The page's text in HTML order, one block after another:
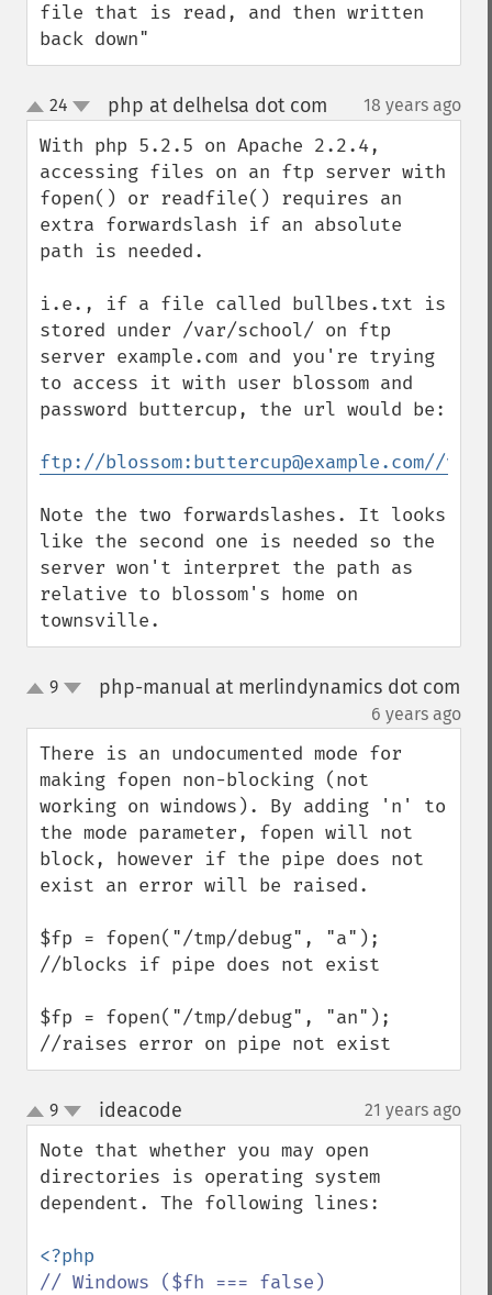
file that is read, and then written
back down"
up
down
24 php at delhelsa dot com 18 years ago
With php 5.2.5 on Apache 2.2.4,
accessing files on an ftp server with
fopen() or readfile() requires an
extra forwardslash if an absolute
path is needed.
i.e., if a file called bullbes.txt is
stored under /var/school/ on ftp
server example.com and you're trying
to access it with user blossom and
password buttercup, the url would be:
ftp://blossom:buttercup@example.com//
Note the two forwardslashes. It looks
like the second one is needed so the
server won't interpret the path as
relative to blossom's home on
townsville.
up9 php-manual at merlindynamics dot com
6 years ago
There is an undocumented mode for
making fopen non-blocking (not
working on windows). By adding 'n' to
the mode parameter, fopen will not
block, however if the pipe does not
exist an error will be raised.
$fp = fopen("/tmp/debug", "a");
//blocks if pipe does not exist
$fp = fopen("/tmp/debug", "an");
//raises error on pipe not exist
up
down
9 ideacode 21 years ago
Note that whether you may open
directories is operating system
dependent. The following lines: